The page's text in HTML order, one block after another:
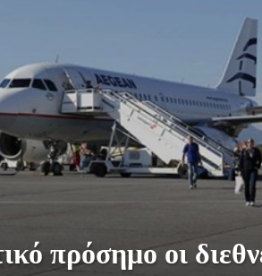
πρόσημο οι